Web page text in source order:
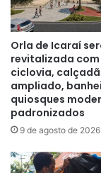
Orla de Icaraí
revitalizada com
ciclovia,
ampliado,
quiosques
padronizados
9 de agosto de 2026